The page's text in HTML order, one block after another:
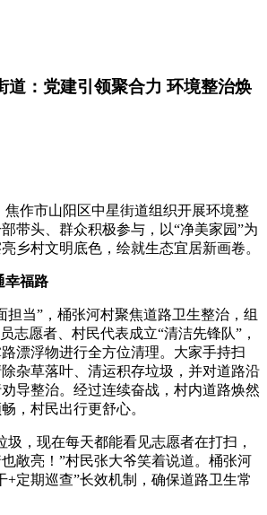
道：党建引领聚合力 环境整治焕
焦作市山阳区中星街道组织开展环境整
带头、群众积极参与，以“净美家园”为
乡村文明底色，绘就生态宜居新画卷。
幸福路
担当”，桶张河村聚焦道路卫生整治，组
志愿者、村民代表成立“清洁先锋队”，
漂浮物进行全方位清理。大家手持扫
杂草落叶、清运积存垃圾，并对道路沿
导整治。经过连续奋战，村内道路焕然
，村民出行更舒心。
圾，现在每天都能看见志愿者在打扫，
敞亮！”村民张大爷笑着说道。桶张河
+定期巡查”长效机制，确保道路卫生常